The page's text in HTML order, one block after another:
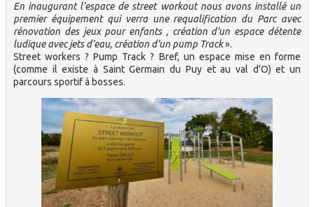
En inaugurant l’espace de street workout nous avons installé un
premier équipement qui verra une requalification du Parc avec
rénovation des jeux pour enfants , création d’un espace détente
ludique avec jets d’eau, création d’un pump Track».
Street workers ? Pump Track ? Bref, un espace mise en forme
(comme il existe à Saint Germain du Puy et au val d’O) et un
parcours sportif à bosses.